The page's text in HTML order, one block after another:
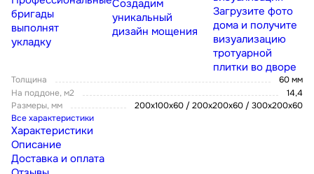
бригады
выполнят
укладку
Создадим
уникальный
дизайн мощения
Загрузите фото
дома и получите
визуализацию
тротуарной
плитки во дворе
Толщина
60 мм
На поддоне, м2
14,4
Размеры, мм
200х100х60 / 200х200х60 / 300х200х60
Все характеристики
Характеристики
Описание
Доставка и оплата